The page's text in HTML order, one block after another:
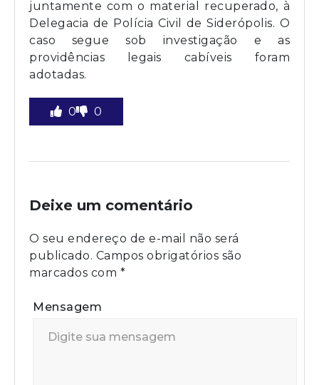
juntamente com o material recuperado, à
Delegacia de Polícia Civil de Siderópolis. O
caso segue sob investigação e as
providências legais cabíveis foram
adotadas.
0 0
Deixe um comentário
O seu endereço de e-mail não será
publicado. Campos obrigatórios são
marcados com *
Mensagem